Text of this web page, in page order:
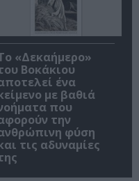
«Δεκαήμερο»
Βοκάκιου
ένα
με βαθιά
που
την
φύση
τις αδυναμίες